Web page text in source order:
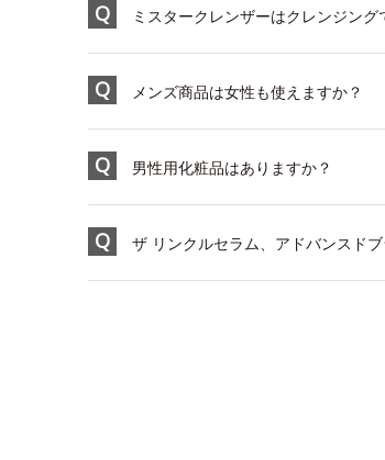
ミスタークレンザーはクレンジン
メンズ商品は女性も使えますか？
男性用化粧品はありますか？
ザ リンクルセラム、アドバンスド